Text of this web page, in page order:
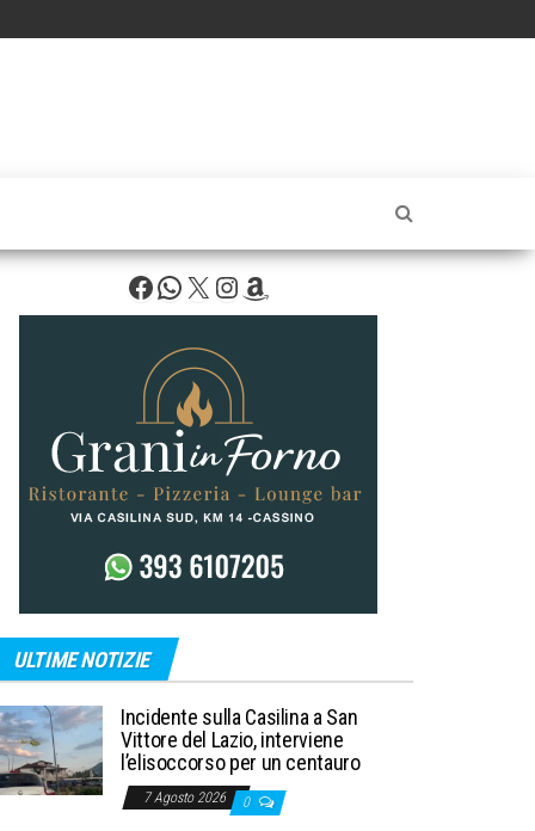
Facebook
WhatsApp
X Instagram
Amazon
ULTIME NOTIZIE
Incidente sulla Casilina a San
Vittore del Lazio, interviene
l’elisoccorso per un centauro
7 Agosto 2026 0